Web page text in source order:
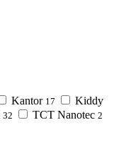
Kantor 17 Kiddy
32 TCT Nanotec 2